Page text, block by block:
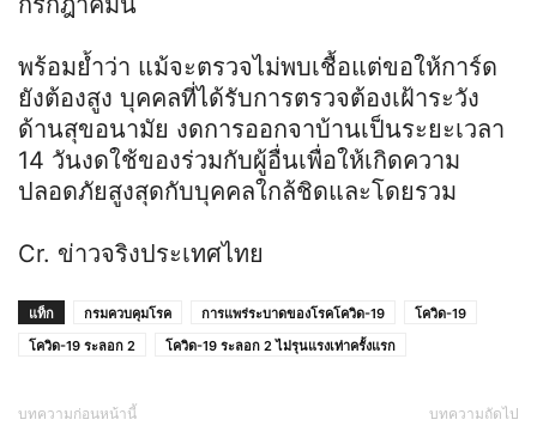
พร้อมย้ำว่า แม้จะตรวจไม่พบเชื้อแต่ขอให้การ์ด
ยังต้องสูง บุคคลที่ได้รับการตรวจต้องเฝ้าระวัง
ด้านสุขอนามัย งดการออกจาบ้านเป็นระยะเวลา
14 วันงดใช้ของร่วมกับผู้อื่นเพื่อให้เกิดความ
ปลอดภัยสูงสุดกับบุคคลใกล้ชิดและโดยรวม
Cr. ข่าวจริงประเทศไทย
แท็ก กรมควบคุมโรค การแพร่ระบาดของโรคโควิด-19
โควิด-19
โควิด-19 ระลอก 2
โควิด-19 ระลอก 2 ไม่รุนแรงเท่าครั้งแรก
บทความก่อนหน้านี้ บทความถัดไป